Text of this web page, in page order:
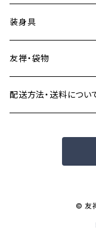
サンリオキャラクターズ
スヌーピー
モケケ
ステッカー
ステッカー
マスキングテープ
ステーショナリー
ボールペン、シャープペン
置物・飾りもの・郷土玩
水引アクセサリー
加賀手まりアクセサリー
九谷焼アクセサリー
金箔工芸品
その他の工芸品
装身具
加賀手まりかざり
お香・お香立て
その他身の回り品
友禅・袋物
加賀友禅こもの
配送方法・送料につい
© 友